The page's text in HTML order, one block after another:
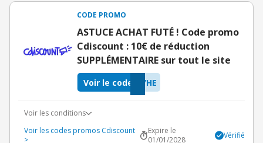
CODE PROMO
ASTUCE ACHAT FUTÉ ! Code promo
Cdiscount : 10€ de réduction
SUPPLÉMENTAIRE sur tout le site
YHE
Voir le code
Voir les conditions
Voir les codes promos Cdiscount
>
Expire le
01/01/2028
Vérifié